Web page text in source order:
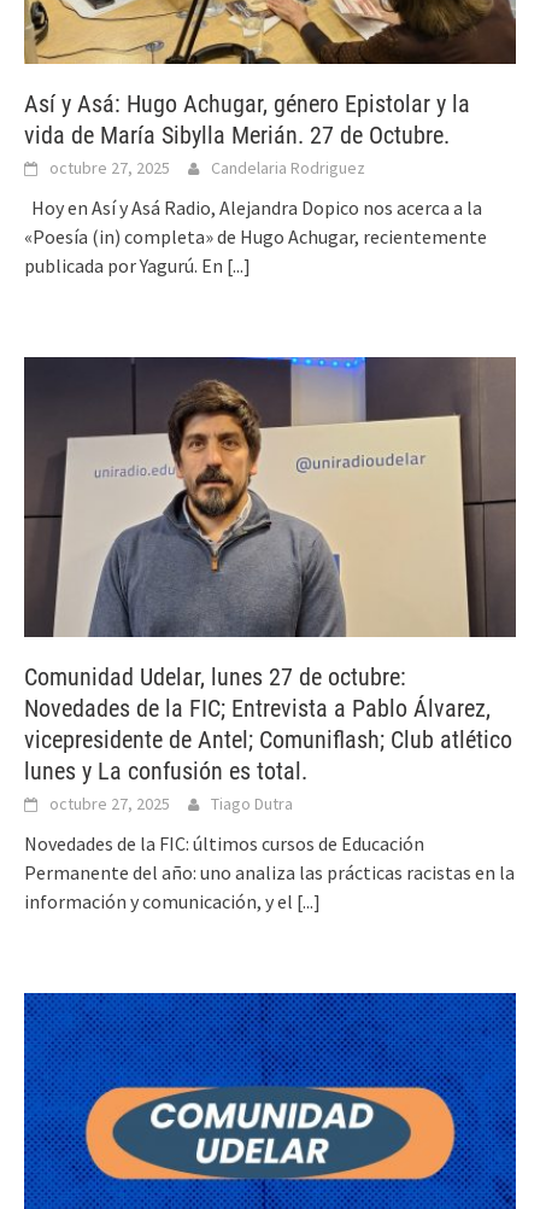
Así y Asá: Hugo Achugar, género Epistolar y la
vida de María Sibylla Merián. 27 de Octubre.
octubre 27, 2025 Candelaria Rodriguez
Hoy en Así y Asá Radio, Alejandra Dopico nos acerca a la
«Poesía (in) completa» de Hugo Achugar, recientemente
publicada por Yagurú. En [...]
Comunidad Udelar, lunes 27 de octubre:
Novedades de la FIC; Entrevista a Pablo Álvarez,
vicepresidente de Antel; Comuniflash; Club atlético
lunes y La confusión es total.
octubre 27, 2025 Tiago Dutra
Novedades de la FIC: últimos cursos de Educación
Permanente del año: uno analiza las prácticas racistas en la
información y comunicación, y el [...]